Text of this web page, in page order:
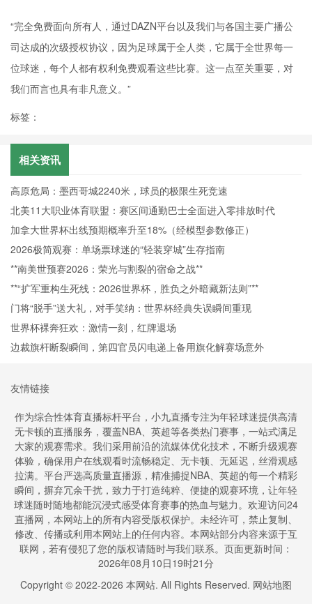
“完全免费面向所有人，通过DAZN平台以及我们与各国主要广播公
司达成的次级授权协议，因为足球属于全人类，它属于全世界每一
位球迷，每个人都有权利免费观看这些比赛。这一点至关重要，对
我们而言也具有非凡意义。”
标签：
相关资讯
高原危局：墨西哥城2240米，球员的极限生死竞速
北美11大职业体育联盟：赛区间通勤巴士全面进入零排放时代
加拿大世界杯出线预期概率升至18%（经模型参数修正）
2026极简观赛：单场票球迷的“轻装穿城”生存指南
**南美世预赛2026：荣光与割裂的宿命之战**
**“扩军重构生死线：2026世界杯，胜负之外暗藏新法则”**
门将“脱手”送大礼，对手笑纳：世界杯经典失误瞬间重现
世界杯裸奔狂欢：激情一刻，红牌退场
边裁旗杆断裂瞬间，第四官员闪电递上备用旗化解赛场意外
友情链接
作为综合性体育直播标杆平台，小九直播专注为年轻球迷提供高清
无卡顿的直播服务，覆盖NBA、英超等各类热门赛事，一站式满足
大家的观赛需求。我们采用前沿的流媒体优化技术，不断升级观赛
体验，确保用户在线观看时流畅稳定、无卡顿、无延迟，丝滑观感
拉满。平台严选高质量直播源，精准捕捉NBA、英超的每一个精彩
瞬间，摒弃冗余干扰，致力于打造纯粹、便捷的观赛环境，让年轻
球迷随时随地都能沉浸式感受体育赛事的热血与魅力。欢迎访问24
直播网，本网站上的所有内容受版权保护。未经许可，禁止复制、
修改、传播或利用本网站上的任何内容。本网站部分内容来源于互
联网，若有侵犯了您的版权请随时与我们联系。页面更新时间：
2026年08月10日19时21分
Copyright © 2022-2026 本网站. All Rights Reserved. 网站地图